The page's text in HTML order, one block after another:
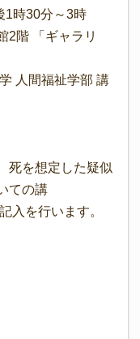
1時30分～3時
2階 「ギャラリ
人間福祉学部 講
死を想定した疑似
ての講
を行います。